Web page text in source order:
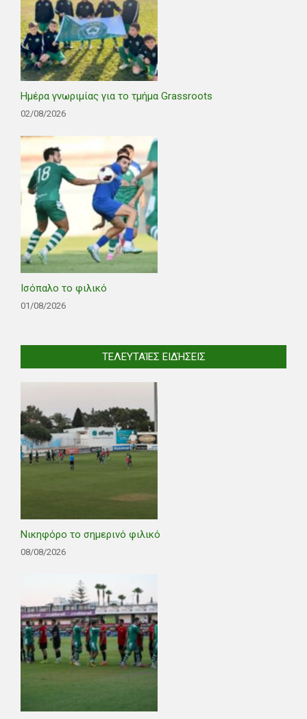
Ημέρα γνωριμίας για το τμήμα Grassroots
02/08/2026
Ισόπαλο το φιλικό
01/08/2026
ΤΕΛΕΥΤΑΊΕΣ ΕΙΔΉΣΕΙΣ
Νικηφόρο το σημερινό φιλικό
08/08/2026